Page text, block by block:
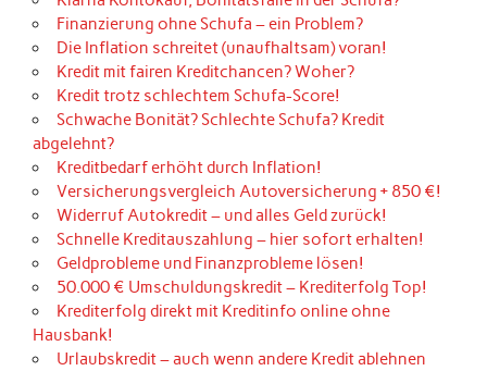
Finanzierung ohne Schufa – ein Problem?
Die Inflation schreitet (unaufhaltsam) voran!
Kredit mit fairen Kreditchancen? Woher?
Kredit trotz schlechtem Schufa-Score!
Schwache Bonität? Schlechte Schufa? Kredit
abgelehnt?
Kreditbedarf erhöht durch Inflation!
Versicherungsvergleich Autoversicherung + 850 €!
Widerruf Autokredit – und alles Geld zurück!
Schnelle Kreditauszahlung – hier sofort erhalten!
Geldprobleme und Finanzprobleme lösen!
50.000 € Umschuldungskredit – Krediterfolg Top!
Krediterfolg direkt mit Kreditinfo online ohne
Hausbank!
Urlaubskredit – auch wenn andere Kredit ablehnen